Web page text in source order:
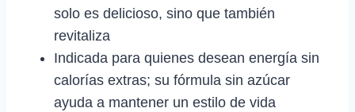
solo es delicioso, sino que también
revitaliza
Indicada para quienes desean energía sin
calorías extras; su fórmula sin azúcar
ayuda a mantener un estilo de vida